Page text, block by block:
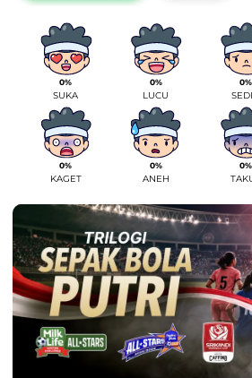
0%
SUKA
0%
LUCU
0%
0%
KAGET
0%
ANEH
0%